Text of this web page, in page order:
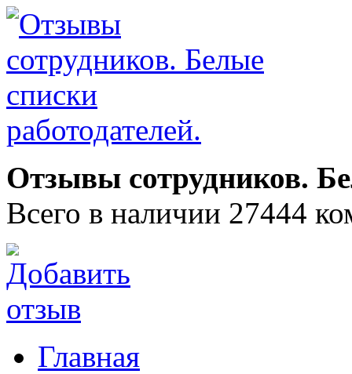
Отзывы сотрудников.
Всего в наличии 27444
Главная